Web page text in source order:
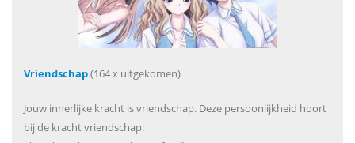
Vriendschap(164 x uitgekomen)
Jouw innerlijke kracht is vriendschap. Deze persoonlijkheid hoort
bij de kracht vriendschap: